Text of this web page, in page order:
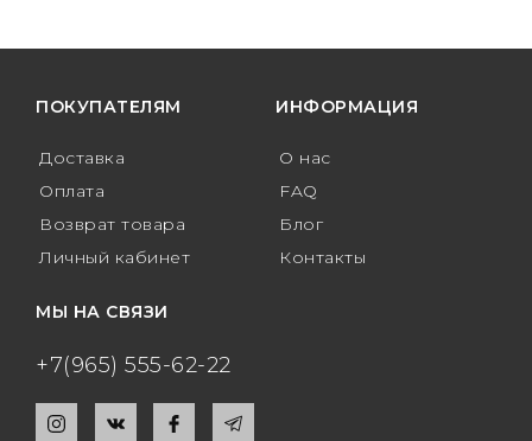
ПОКУПАТЕЛЯМ
Доставка
Оплата
Возврат товара
Личный кабинет
ИНФОРМАЦИЯ
О нас
FAQ
Блог
Контакты
МЫ НА СВЯЗИ
+7(965) 555-62-22